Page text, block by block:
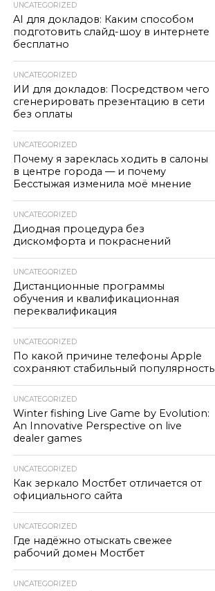
UNCATEGORIZED
AI для докладов: Каким способом
подготовить слайд-шоу в интернете
бесплатно
UNCATEGORIZED
ИИ для докладов: Посредством чего
сгенерировать презентацию в сети
без оплаты
UNCATEGORIZED
Почему я зареклась ходить в салоны
в центре города — и почему
Бесстыжая изменила моё мнение
UNCATEGORIZED
Диодная процедура без
дискомфорта и покраснений
UNCATEGORIZED
Дистанционные программы
обучения и квалификационная
переквалификация
UNCATEGORIZED
По какой причине телефоны Apple
сохраняют стабильный популярность
UNCATEGORIZED
Winter fishing Live Game by Evolution:
An Innovative Perspective on live
dealer games
UNCATEGORIZED
Как зеркало Мостбет отличается от
официального сайта
UNCATEGORIZED
Где надёжно отыскать свежее
рабочий домен Мостбет
UNCATEGORIZED